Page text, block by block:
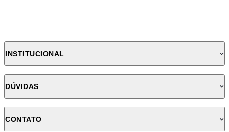
INSTITUCIONAL
DÚVIDAS
CONTATO